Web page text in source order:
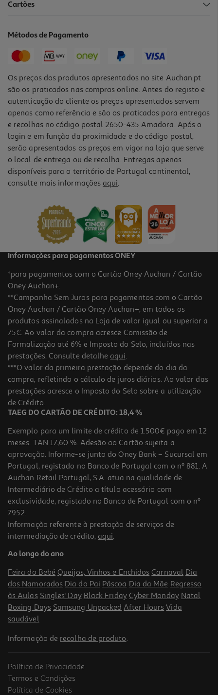
Smartphone Oppo A6k Azul Cristal 4/256gb
149,99 €
4.8 (13999)
Smartphone Samsung Galaxy S26 Ultra 256gb Preto
1399.99 €/un
1.399,99 €
4.8
Smartphone Samsung Galaxy S25 256gb Azul Escuro
849.99 €/un
849,99 €
Cartões
Métodos de Pagamento
Os preços dos produtos apresentados no site Auchan.pt
são os praticados nas compras online. Antes do registo e
autenticação do cliente os preços apresentados servem
apenas como referência e são os praticados para entregas
e recolhas no código postal 2650-435 Amadora. Após o
login e em função da proximidade e do código postal,
serão apresentados os preços em vigor na loja que serve
o local de entrega ou de recolha. Entregas apenas
disponíveis para o território de Portugal continental,
consulte mais informações aqui.
Informações para pagamentos ONEY
*para pagamentos com o Cartão Oney Auchan / Cartão
Oney Auchan+.
**Campanha Sem Juros para pagamentos com o Cartão
Oney Auchan / Cartão Oney Auchan+, em todos os
produtos assinalados na Loja de valor igual ou superior a
75€. Ao valor da compra acresce Comissão de
Formalização até 6% e Imposto do Selo, incluídos nas
prestações. Consulte detalhe aqui.
***O valor da primeira prestação depende do dia da
compra, refletindo o cálculo de juros diários. Ao valor das
prestações acresce o Imposto do Selo sobre a utilização
de Crédito.
TAEG DO CARTÃO DE CRÉDITO: 18,4 %
Exemplo para um limite de crédito de 1.500€ pago em 12
meses. TAN 17,60 %. Adesão ao Cartão sujeita a
aprovação. Informe-se junto do Oney Bank – Sucursal em
Portugal, registado no Banco de Portugal com o nº 881. A
Auchan Retail Portugal, S.A. atua na qualidade de
Intermediário de Crédito a título acessório com
exclusividade, registado no Banco de Portugal com o nº
7952.
Informação referente à prestação de serviços de
intermediação de crédito, aqui.
Ao longo do ano
Feira do Bebé Queijos, Vinhos e Enchidos Carnaval Dia
dos Namorados Dia do Pai Páscoa Dia da Mãe Regresso
às Aulas Singles' Day Black Friday Cyber Monday Natal
Boxing Days Samsung Unpacked After Hours Vida
saudável
Informação de recolha de produto.
Política de Privacidade
Termos e Condições
Política de Cookies